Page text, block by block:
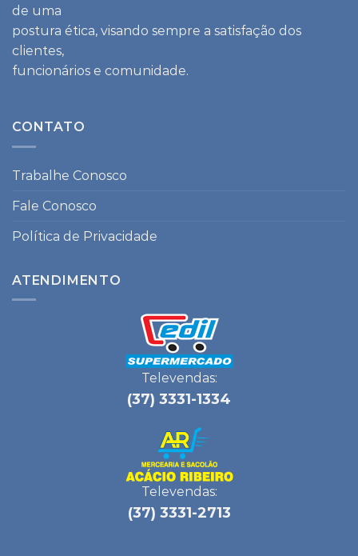
de uma
postura ética, visando sempre a satisfação dos
clientes,
funcionários e comunidade.
CONTATO
Trabalhe Conosco
Fale Conosco
Política de Privacidade
ATENDIMENTO
Televendas:
(37) 3331-1334
Televendas:
(37) 3331-2713